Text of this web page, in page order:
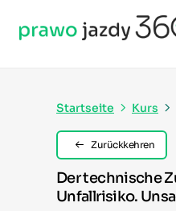
Startseite Kurs
Zurückkehren
Der technische
Unfallrisiko.